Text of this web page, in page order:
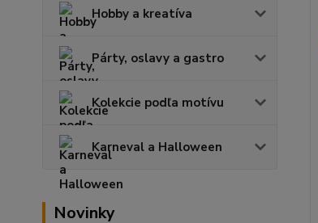
Hobby a kreatíva
Párty, oslavy a gastro
Kolekcie podľa motívu
Karneval a Halloween
Novinky